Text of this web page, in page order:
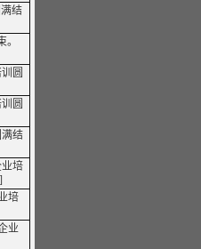
结
圆
圆
结
培
培
业